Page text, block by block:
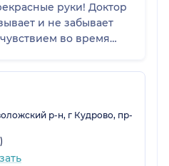
руки! Доктор
и не забывает
во время
р-н, г Кудрово, пр-